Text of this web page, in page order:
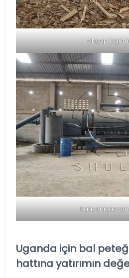
ahşap
karbonizasyon
Uganda için bal
hattına yatırımın